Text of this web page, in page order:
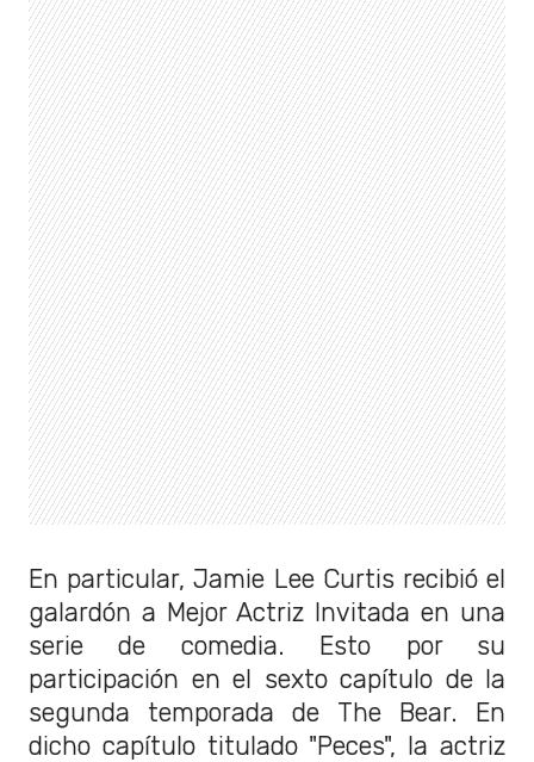
En particular, Jamie Lee Curtis recibió el
galardón a Mejor Actriz Invitada en una
serie de comedia. Esto por su
participación en el sexto capítulo de la
segunda temporada de The Bear. En
dicho capítulo titulado "Peces", la actriz